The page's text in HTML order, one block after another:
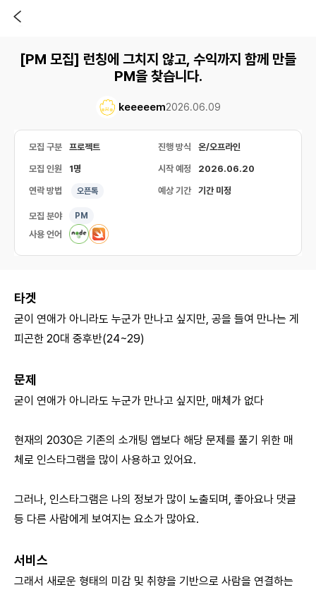
[PM 모집] 런칭에 그치지 않고, 수익까지 함께 만들
PM을 찾습니다.
keeeeem2026.06.09
모집 구분 프로젝트 진행 방식 온/오프라인
모집 인원 1명 시작 예정 2026.06.20
연락 방법 오픈톡 예상 기간 기간 미정
모집 분야 PM
사용 언어
타겟
굳이 연애가 아니라도 누군가 만나고 싶지만, 공을 들여 만나는 게
피곤한 20대 중후반(24~29)
문제
굳이 연애가 아니라도 누군가 만나고 싶지만, 매체가 없다
현재의 2030은 기존의 소개팅 앱보다 해당 문제를 풀기 위한 매
체로 인스타그램을 많이 사용하고 있어요.
그러나, 인스타그램은 나의 정보가 많이 노출되며, 좋아요나 댓글
등 다른 사람에게 보여지는 요소가 많아요.
서비스
그래서 새로운 형태의 미감 및 취향을 기반으로 사람을 연결하는